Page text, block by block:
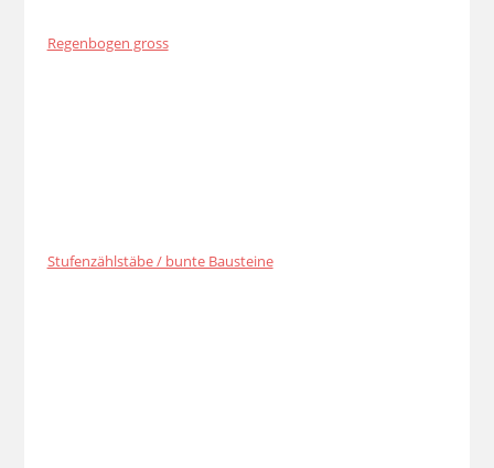
Regenbogen gross
Stufenzählstäbe / bunte Bausteine